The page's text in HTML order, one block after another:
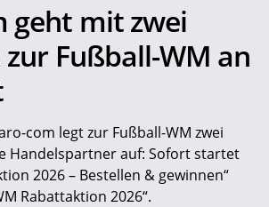
geht mit zwei
Fußball-WM an
com legt zur Fußball-WM zwei
Handelspartner auf: Sofort startet
2026 – Bestellen & gewinnen“
Rabattaktion 2026“.